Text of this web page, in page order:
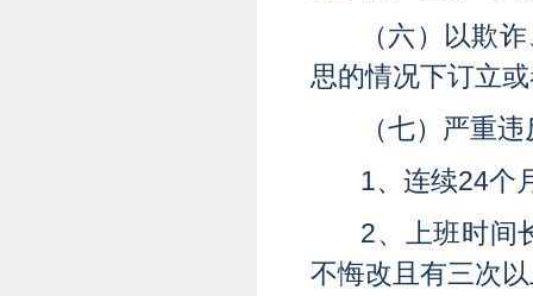
（六）以欺
思的情况下订立
（七）严重
1、连续24个
2、上班时间
不悔改且有三次